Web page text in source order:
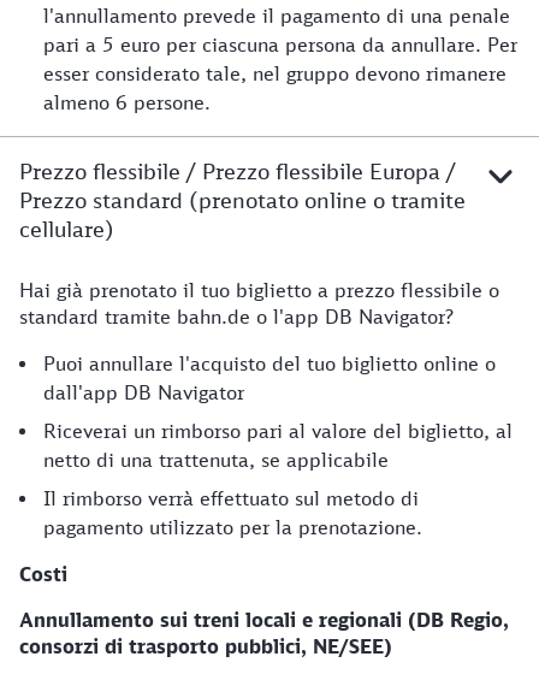
l'annullamento prevede il pagamento di una penale
pari a 5 euro per ciascuna persona da annullare. Per
esser considerato tale, nel gruppo devono rimanere
almeno 6 persone.
Prezzo flessibile / Prezzo flessibile Europa /
Prezzo standard (prenotato online o tramite
cellulare)
Cancellazione
Hai già prenotato il tuo biglietto a prezzo flessibile o
standard tramite bahn.de o l'app DB Navigator?
Puoi annullare l'acquisto del tuo biglietto online o
dall'app DB Navigator
Riceverai un rimborso pari al valore del biglietto, al
netto di una trattenuta, se applicabile
Il rimborso verrà effettuato sul metodo di
pagamento utilizzato per la prenotazione.
Costi
Annullamento sui treni locali e regionali (DB Regio,
consorzi di trasporto pubblici, NE/SEE)